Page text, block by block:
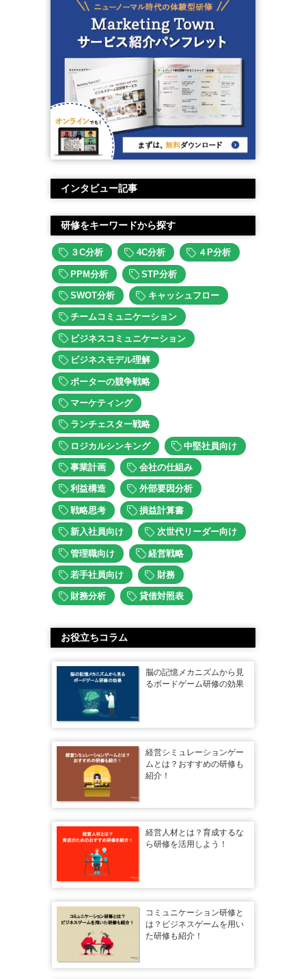
インタビュー記事
研修をキーワードから探す
３C分析 4C分析 ４P分析
PPM分析 STP分析
SWOT分析 キャッシュフロー
チームコミュニケーション
ビジネスコミュニケーション
ビジネスモデル理解
ポーターの競争戦略
マーケティング
ランチェスター戦略
ロジカルシンキング 中堅社員向け
事業計画 会社の仕組み
利益構造 外部要因分析
戦略思考 損益計算書
新入社員向け 次世代リーダー向け
管理職向け 経営戦略
若手社員向け 財務
財務分析 貸借対照表
お役立ちコラム
脳の記憶メカニズムから見
るボードゲーム研修の効果
経営シミュレーションゲー
ムとは？おすすめの研修も
紹介！
経営人材とは？育成するな
ら研修を活用しよう！
コミュニケーション研修と
は？ビジネスゲームを用い
た研修も紹介！